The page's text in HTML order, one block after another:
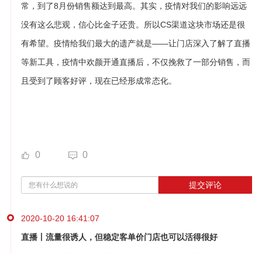
常，到了8月份销售额达到最高。其实，疫情对我们的影响远远
没有这么悲观，信心比金子还贵。所以CS渠道这块市场还是很
有希望。疫情给我们最大的遗产就是——让门店深入了解了直播
等新工具，疫情中欢颜开通直播后，不仅挽救了一部分销售，而
且受到了顾客好评，现在已经形成常态化。
0 0
提交评论
2020-10-20 16:41:07
直播丨流量很诱人，但稳定客单价门店也可以活得很好